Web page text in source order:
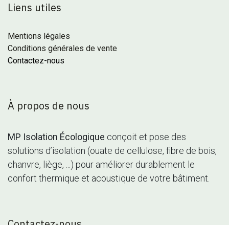
Liens utiles
Mentions légales
Conditions générales de vente
Contactez-nous
À propos de nous
MP Isolation Écologique conçoit et pose des
solutions d’isolation (ouate de cellulose, fibre de bois,
chanvre, liège, ...) pour améliorer durablement le
confort thermique et acoustique de votre bâtiment.